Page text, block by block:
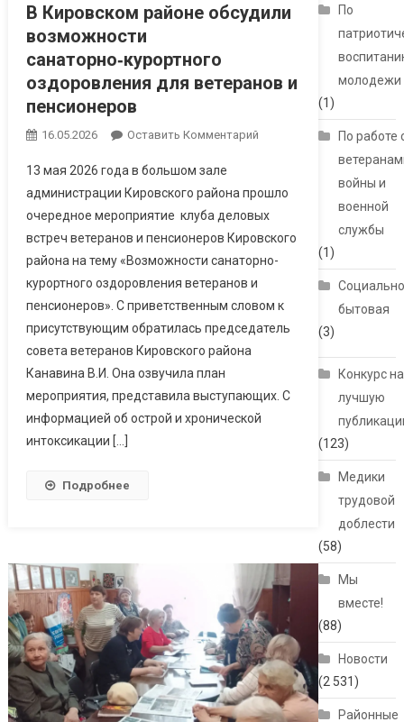
В Кировском районе обсудили
возможности
санаторно‑курортного
оздоровления для ветеранов и
пенсионеров
16.05.2026 Оставить Комментарий
13 мая 2026 года в большом зале
администрации Кировского района прошло
очередное мероприятие клуба деловых
встреч ветеранов и пенсионеров Кировского
района на тему «Возможности санаторно-
курортного оздоровления ветеранов и
пенсионеров». С приветственным словом к
присутствующим обратилась председатель
совета ветеранов Кировского района
Канавина В.И. Она озвучила план
мероприятия, представила выступающих. С
информацией об острой и хронической
интоксикации […]
Подробнее
По
молодежи
(1)
По работе
войны и
военной
службы
(1)
бытовая
(3)
Конкурс на
лучшую
(123)
Медики
трудовой
доблести
(58)
Мы
вместе!
(88)
Новости
(2 531)
Районные